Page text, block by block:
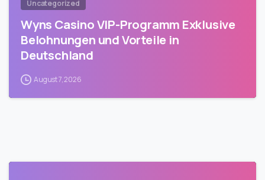
Uncategorized
Wyns Casino VIP-Programm Exklusive
Belohnungen und Vorteile in
Deutschland
August 7, 2026